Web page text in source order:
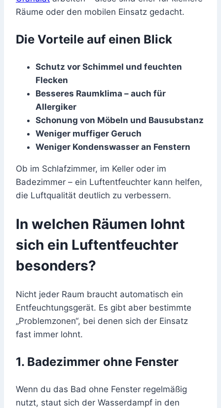
Räume oder den mobilen Einsatz gedacht.
Die Vorteile auf einen Blick
Schutz vor Schimmel und feuchten
Flecken
Besseres Raumklima – auch für
Allergiker
Schonung von Möbeln und Bausubstanz
Weniger muffiger Geruch
Weniger Kondenswasser an Fenstern
Ob im Schlafzimmer, im Keller oder im
Badezimmer – ein Luftentfeuchter kann helfen,
die Luftqualität deutlich zu verbessern.
In welchen Räumen lohnt
sich ein Luftentfeuchter
besonders?
Nicht jeder Raum braucht automatisch ein
Entfeuchtungsgerät. Es gibt aber bestimmte
„Problemzonen“, bei denen sich der Einsatz
fast immer lohnt.
1. Badezimmer ohne Fenster
Wenn du das Bad ohne Fenster regelmäßig
nutzt, staut sich der Wasserdampf in den